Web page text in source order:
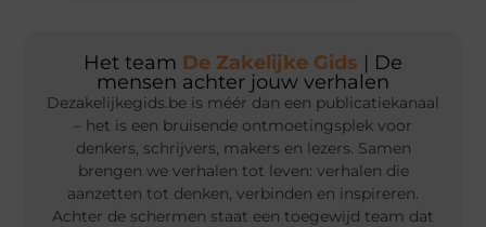
Het team De Zakelijke Gids | De
mensen achter jouw verhalen
Dezakelijkegids.be is méér dan een publicatiekanaal
– het is een bruisende ontmoetingsplek voor
denkers, schrijvers, makers en lezers. Samen
brengen we verhalen tot leven: verhalen die
aanzetten tot denken, verbinden en inspireren.
Achter de schermen staat een toegewijd team dat